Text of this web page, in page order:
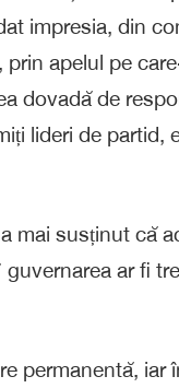
impresia, din
apelul pe
dovadă de
lideri de partid,
mai susținut că
ar fi
permanentă,